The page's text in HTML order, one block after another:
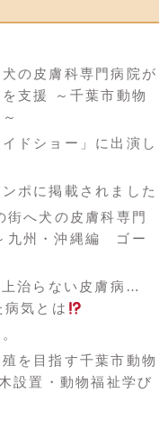
の皮膚科専門病院が
支援 ～千葉市動物
ドショー」に出演し
ポに掲載されました
街へ犬の皮膚科専門
九州・沖縄編 ゴー
上治らない皮膚病…
気とは
を目指す千葉市動物
設置・動物福祉学び